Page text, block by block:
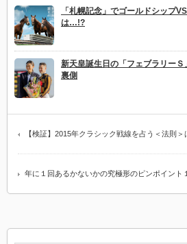
「札幌記念」でゴールドシップ
は…!?
新天皇誕生日の「フェブラリー
裏側
【検証】2015年クラシック戦線を占う＜法則＞
年に１回あるかないかの究極形のピンポイント